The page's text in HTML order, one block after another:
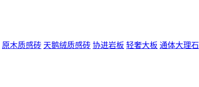
原木质感砖 天鹅绒质感砖 协进岩板 轻奢大板 通体大理石